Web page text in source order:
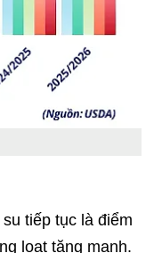
tiếp tục là điểm
loạt tăng mạnh.